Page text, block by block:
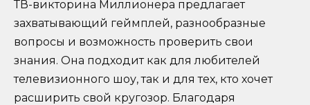
ТВ-викторина Миллионера предлагает
захватывающий геймплей, разнообразные
вопросы и возможность проверить свои
знания. Она подходит как для любителей
телевизионного шоу, так и для тех, кто хочет
расширить свой кругозор. Благодаря